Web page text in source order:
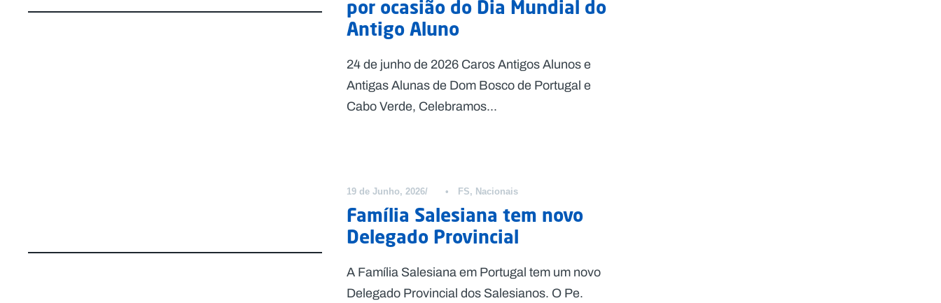
por ocasião do Dia Mundial do
Antigo Aluno
24 de junho de 2026 Caros Antigos Alunos e
Antigas Alunas de Dom Bosco de Portugal e
Cabo Verde, Celebramos...
19 de Junho, 2026 • FS, Nacionais
Família Salesiana tem novo
Delegado Provincial
A Família Salesiana em Portugal tem um novo
Delegado Provincial dos Salesianos. O Pe.